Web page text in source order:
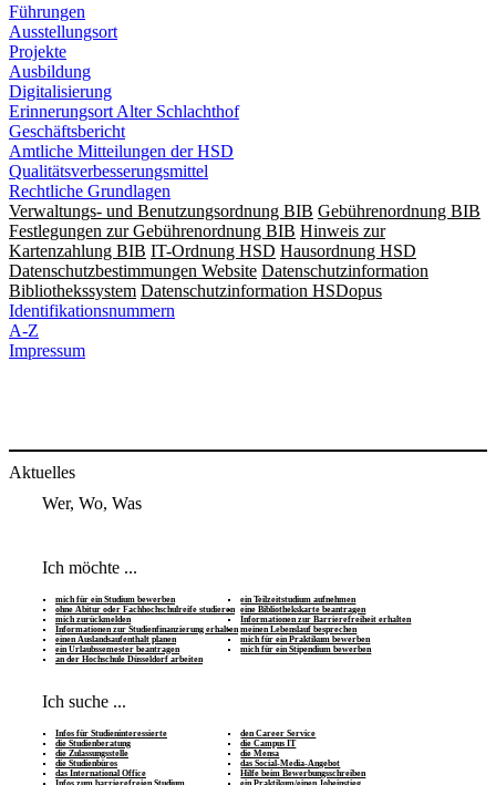
Führungen
Ausstellungsort
Projekte
Ausbildung
Digitalisierung
Erinnerungsort Alter Schlachthof
Geschäftsbericht
Amtliche Mitteilungen der HSD
Qualitätsverbesserungsmittel
Rechtliche Grundlagen
Verwaltungs- und Benutzungsordnung BIB Gebührenordnung BIB
Festlegungen zur Gebührenordnung BIB Hinweis zur
Kartenzahlung BIB IT-Ordnung HSD Hausordnung HSD
Datenschutzbestimmungen Website Datenschutzinformation
Bibliothekssystem Datenschutzinformation HSDopus
Identifikationsnummern
A-Z
Impressum
Aktuelles
Wer, Wo, Was
Ich möchte ...
mich für ein Studium bewerben
ohne Abitur oder Fachhochschulreife studieren
mich zurückmelden
Informationen zur Studienfinanzierung erhalten
einen Auslandsaufenthalt planen
ein Urlaubssemester beantragen
an der Hochschule Düsseldorf arbeiten
ein Teilzeitstudium aufnehmen
eine Bibliothekskarte beantragen
Informationen zur Barrierefreiheit erhalten
meinen Lebenslauf besprechen
mich für ein Praktikum bewerben
mich für ein Stipendium bewerben
Ich suche ...
Infos für Studieninteressierte
die Studienberatung
die Zulassungsstelle
die Studienbüros
das International Office
den Career Service
die Campus IT
die Mensa
das Social-Media-Angebot
Hilfe beim Bewerbungsschreiben